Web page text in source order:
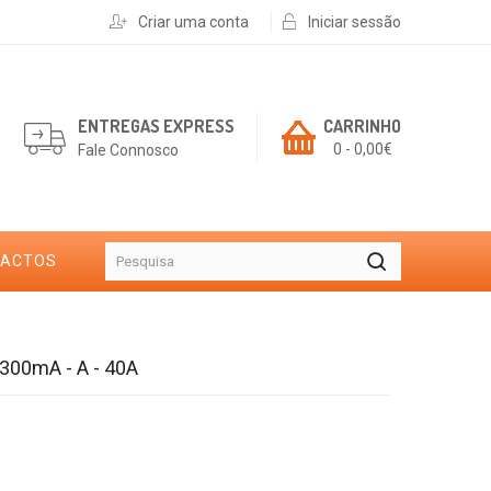
Criar uma conta Iniciar sessão
CARRINHO
0 - 0,00€
ENTREGAS EXPRESS
Fale Connosco
- A - 40A